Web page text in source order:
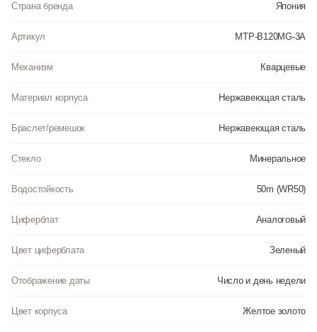
Страна бренда Япония
Артикул MTP-B120MG-3A
Механизм Кварцевые
Материал корпуса Нержавеющая сталь
Браслет/ремешок Нержавеющая сталь
Стекло Минеральное
Водостойкость 50m (WR50)
Циферблат Аналоговый
Цвет циферблата Зеленый
Отображение даты Число и день недели
Цвет корпуса Желтое золото